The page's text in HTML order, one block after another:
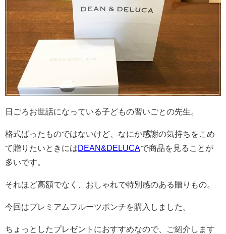
日ごろお世話になっている子どもの習いごとの先生。
格式ばったものではないけど、なにか感謝の気持ちをこめ
て贈りたいときにはDEAN&DELUCAで商品を見ることが
多いです。
それほど高額でなく、おしゃれで特別感のある贈りもの。
今回はプレミアムフルーツポンチを購入しました。
ちょっとしたプレゼントにおすすめなので、ご紹介します